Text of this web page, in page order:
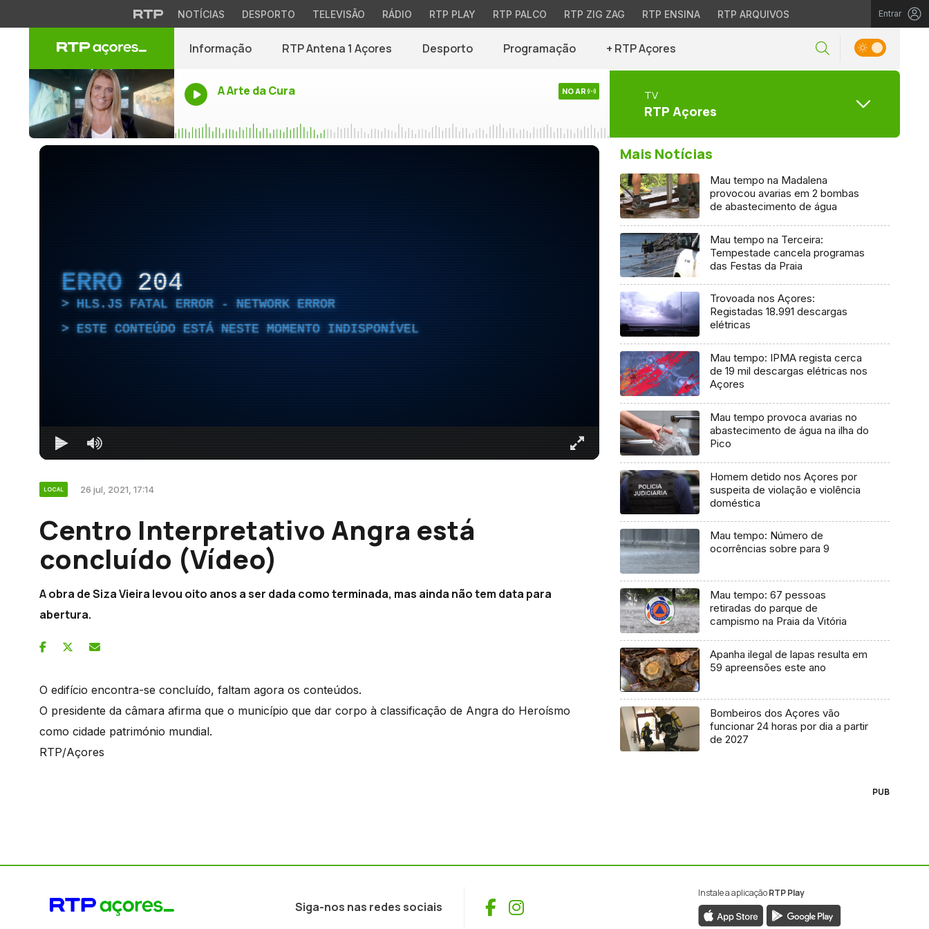
NOTÍCIAS DESPORTO TELEVISÃO RÁDIO RTP PLAY RTP PALCO RTP ZIG ZAG RTP ENSINA RTP ARQUIVOS Entrar
Informação RTP Antena 1 Açores Desporto Programação + RTP Açores
A Arte da Cura NO AR TV
RTP Açores
ERRO 204
HLS.JS FATAL ERROR - NETWORK ERROR
ESTE CONTEÚDO ESTÁ NESTE MOMENTO INDISPONÍVEL
LOCAL 26 jul, 2021, 17:14
Centro Interpretativo Angra está
concluído (Vídeo)
A obra de Siza Vieira levou oito anos a ser dada como terminada, mas ainda não tem data para
abertura.
O edifício encontra-se concluído, faltam agora os conteúdos.
O presidente da câmara afirma que o município que dar corpo à classificação de Angra do Heroísmo
como cidade património mundial.
RTP/Açores
Mais Notícias
Mau tempo na Madalena
provocou avarias em 2 bombas
de abastecimento de água
Mau tempo na Terceira:
Tempestade cancela programas
das Festas da Praia
Trovoada nos Açores:
Registadas 18.991 descargas
elétricas
Mau tempo: IPMA regista cerca
de 19 mil descargas elétricas nos
Açores
Mau tempo provoca avarias no
abastecimento de água na ilha do
Pico
Homem detido nos Açores por
suspeita de violação e violência
doméstica
Mau tempo: Número de
ocorrências sobre para 9
Mau tempo: 67 pessoas
retiradas do parque de
campismo na Praia da Vitória
Apanha ilegal de lapas resulta em
59 apreensões este ano
Bombeiros dos Açores vão
funcionar 24 horas por dia a partir
de 2027
PUB
Siga-nos nas redes sociais Facebook
Instagram
Instale a aplicaçãoRTP Play